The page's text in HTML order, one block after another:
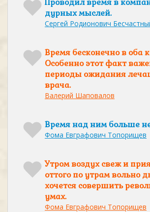
Проводил время в
дурных мыслей.
Сергей Родионович
Время бесконечно в оба
Особенно этот факт
периоды ожидания
врача.
Валерий Шаповалов
Время над ним больше
Фома Евграфович Топорищев
Утром воздух свеж и
оттого по утрам вольно
хочется совершить
умах.
Фома Евграфович Топорищев